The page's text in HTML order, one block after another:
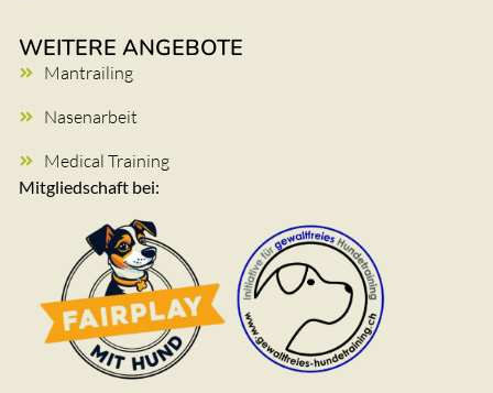
WEITERE ANGEBOTE
Mantrailing
Nasenarbeit
Medical Training
Mitgliedschaft bei: